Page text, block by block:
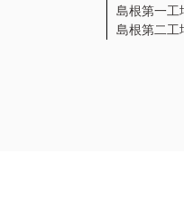
島根第一工
島根第二工